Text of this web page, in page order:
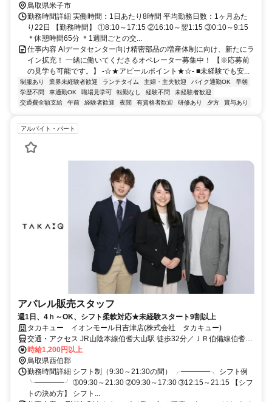
鳥取県米子市
勤務時間詳細 実働時間：1日あたり8時間 平均勤務日数：1ヶ月あた
り22日 【勤務時間】 ①8:10～17:15 ②16:10～翌1:15 ③0:10～9:15
＊休憩時間65分 ＊1週間ごとの交...
仕事内容 AIデータセンター向け精密部品の増産体制に向け、新たにラ
イン拡充！ 一緒に働いてくださるオペレーター募集中！ 【※応募前
の見学も可能です。】 -☆★アピールポイント★☆- ■未経験でも安...
制服あり 業界未経験者歓迎 ランチタイム 主婦・主夫歓迎 バイク通勤OK
早朝
学歴不問
車通勤OK 職場見学可 転勤なし 経験不問
未経験者歓迎
交通費全額支給
午前 経験者歓迎 夜間 有資格者歓迎 研修あり 夕方 賞与あり
アルバイト・パート
アパレル販売スタッフ
週1日、4ｈ～OK、シフト柔軟対応★未経験スタート9割以上
タカキュー イオンモール日吉津店(株式会社 タカキュー)
交通・アクセス JR山陰本線伯耆大山駅 徒歩32分／ＪＲ伯備線伯耆大
山駅 徒歩32分／ＪＲ山陰本線淀江駅 徒歩53分 JR山陰本線米子駅よ
りバス
時給1,200円以上
鳥取県西伯郡
勤務時間詳細 シフト制（9:30～21:30の間） ╭━━━━╮ シフト例
╰━━━━╯ ➀09:30～21:30 ➁09:30～17:30 ➂12:15～21:15 【シフ
トの決め方】 シフト...